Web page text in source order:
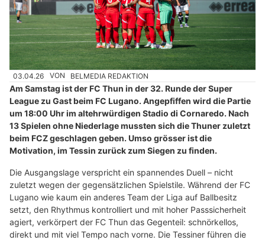
03.04.26 VON BELMEDIA REDAKTION
Am Samstag ist der FC Thun in der 32. Runde der Super
League zu Gast beim FC Lugano. Angepfiffen wird die Partie
um 18:00 Uhr im altehrwürdigen Stadio di Cornaredo. Nach
13 Spielen ohne Niederlage mussten sich die Thuner zuletzt
beim FCZ geschlagen geben. Umso grösser ist die
Motivation, im Tessin zurück zum Siegen zu finden.
Die Ausgangslage verspricht ein spannendes Duell – nicht
zuletzt wegen der gegensätzlichen Spielstile. Während der FC
Lugano wie kaum ein anderes Team der Liga auf Ballbesitz
setzt, den Rhythmus kontrolliert und mit hoher Passsicherheit
agiert, verkörpert der FC Thun das Gegenteil: schnörkellos,
direkt und mit viel Tempo nach vorne. Die Tessiner führen die